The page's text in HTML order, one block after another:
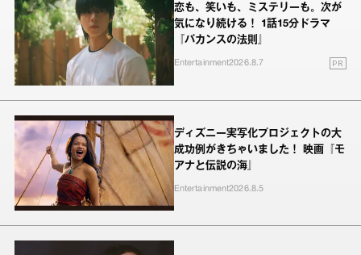
恋も、笑いも、ミステリーも。次が
気になり続ける！ 1話15分ドラマ
『バカンスの法則』
Entertainment2026.8.7 PR
ディズニー実写化プロジェクトの大
成功例がきちゃいました！ 映画『モ
アナと伝説の海』
Entertainment2026.8.5